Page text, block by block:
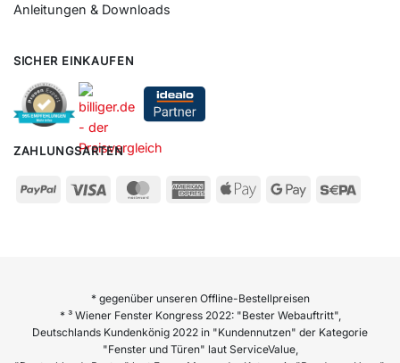
Anleitungen & Downloads
SICHER EINKAUFEN
ZAHLUNGSARTEN
* gegenüber unseren Offline-Bestellpreisen
* ³ Wiener Fenster Kongress 2022: "Bester Webauftritt",
Deutschlands Kundenkönig 2022 in "Kundennutzen" der Kategorie
"Fenster und Türen" laut ServiceValue,